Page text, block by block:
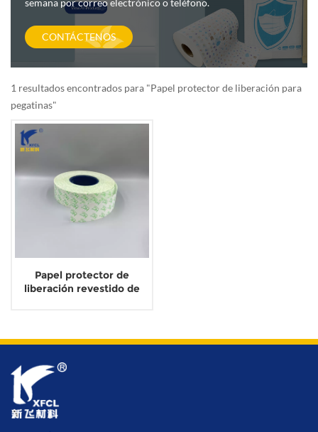
semana por correo electrónico o teléfono.
CONTÁCTENOS
1 resultados encontrados para "Papel protector de liberación para
pegatinas"
Papel protector de
liberación revestido de